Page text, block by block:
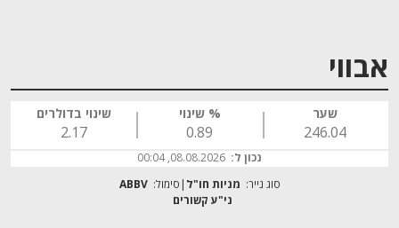
אבווי
שער
246.04
% שינוי
0.89
שינוי בדולרים
2.17
נכון ל: 08.08.2026, 00:04
סוג נייר: מניות חו"ל סימול: ABBV